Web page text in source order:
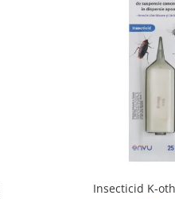
Insecticid K-